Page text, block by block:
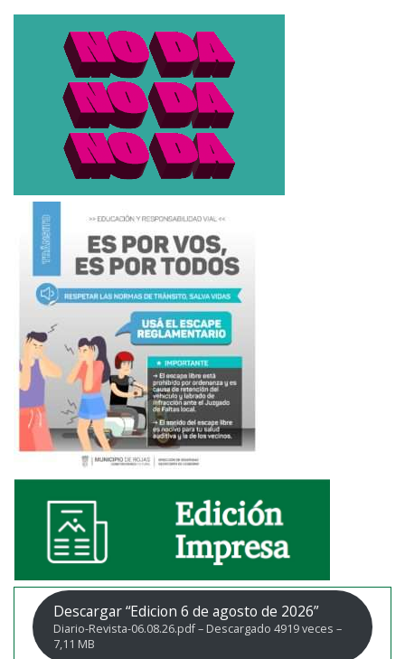
Descargar “Edicion 6 de agosto de 2026”
Diario-Revista-06.08.26.pdf – Descargado 4919 veces –
7,11 MB